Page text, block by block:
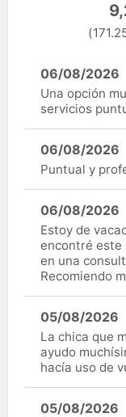
06/08/2026
Una opción
servicios
06/08/2026
Puntual y
06/08/2026
Estoy de
encontré este
en una
Recomiendo
05/08/2026
La chica que
ayudo
hacía uso de
05/08/2026